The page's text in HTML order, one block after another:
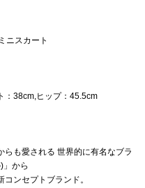
ニスカート
：38cm,ヒップ：45.5cm
らも愛される 世界的に有名なブラ
」から
ンセプトブランド。